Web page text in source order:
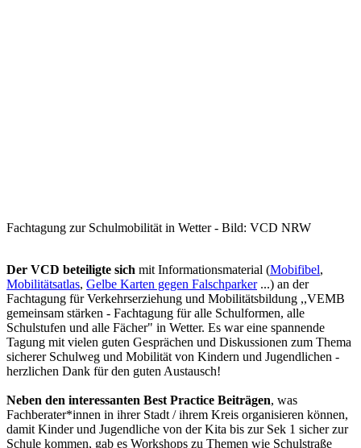
Fachtagung zur Schulmobilität in Wetter - Bild: VCD NRW
Der VCD beteiligte sich mit Informationsmaterial (Mobifibel,
Mobilitätsatlas, Gelbe Karten gegen Falschparker...) an der
Fachtagung für Verkehrserziehung und Mobilitätsbildung ,,VEMB
gemeinsam stärken - Fachtagung für alle Schulformen, alle
Schulstufen und alle Fächer" in Wetter. Es war eine spannende
Tagung mit vielen guten Gesprächen und Diskussionen zum Thema
sicherer Schulweg und Mobilität von Kindern und Jugendlichen -
herzlichen Dank für den guten Austausch!
Neben den interessanten Best Practice Beiträgen, was
Fachberater*innen in ihrer Stadt / ihrem Kreis organisieren können,
damit Kinder und Jugendliche von der Kita bis zur Sek 1 sicher zur
Schule kommen, gab es Workshops zu Themen wie Schulstraße